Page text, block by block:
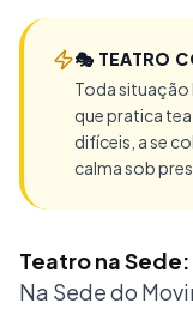
🎭 TEATRO
Toda situação
que pratica
difíceis, a se
calma sob
Teatro na
Na Sede do